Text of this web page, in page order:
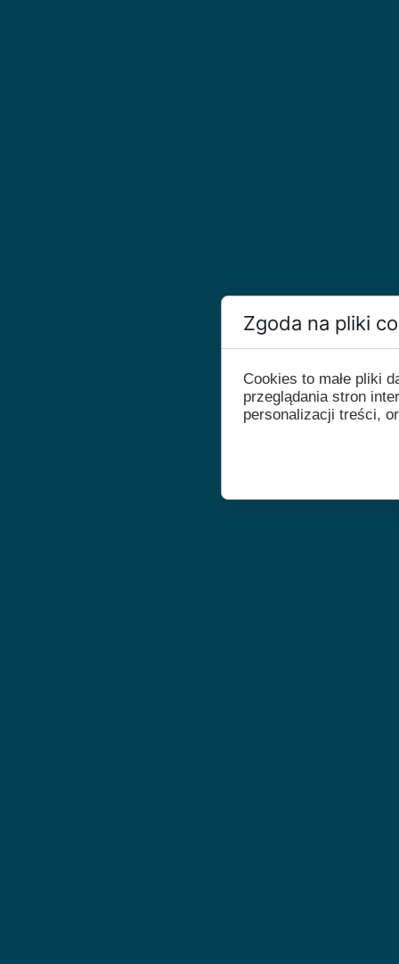
Zgoda na pliki
Cookies to małe pliki
przeglądania stron
personalizacji treści,